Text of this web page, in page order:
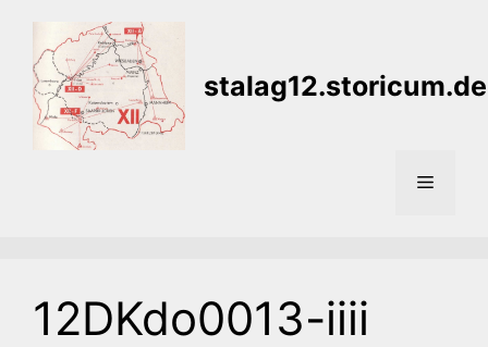
contenu
stalag12.storicum.de
Menu
12DKdo0013-iiii